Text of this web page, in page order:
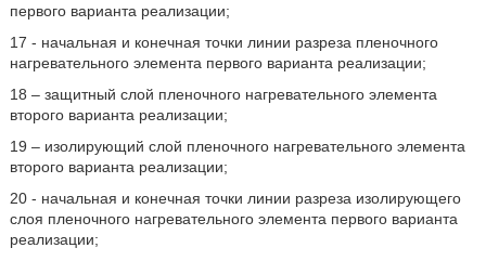
первого варианта реализации;
17 - начальная и конечная точки линии разреза пленочного
нагревательного элемента первого варианта реализации;
18 – защитный слой пленочного нагревательного элемента
второго варианта реализации;
19 – изолирующий слой пленочного нагревательного элемента
второго варианта реализации;
20 - начальная и конечная точки линии разреза изолирующего
слоя пленочного нагревательного элемента первого варианта
реализации;